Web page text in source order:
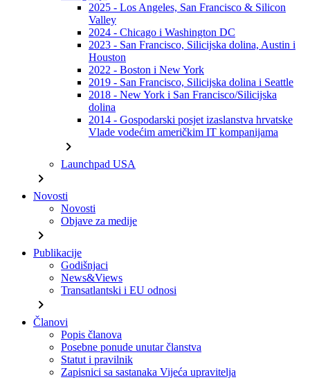
2025 - Los Angeles, San Francisco & Silicon
Valley
2024 - Chicago i Washington DC
2023 - San Francisco, Silicijska dolina, Austin i
Houston
2022 - Boston i New York
2019 - San Francisco, Silicijska dolina i Seattle
2018 - New York i San Francisco/Silicijska
dolina
2014 - Gospodarski posjet izaslanstva hrvatske
Vlade vodećim američkim IT kompanijama
chevron_right
Launchpad USA
chevron_right
Novosti
Novosti
Objave za medije
chevron_right
Publikacije
Godišnjaci
News&Views
Transatlantski i EU odnosi
chevron_right
Članovi
Popis članova
Posebne ponude unutar članstva
Statut i pravilnik
Zapisnici sa sastanaka Vijeća upravitelja